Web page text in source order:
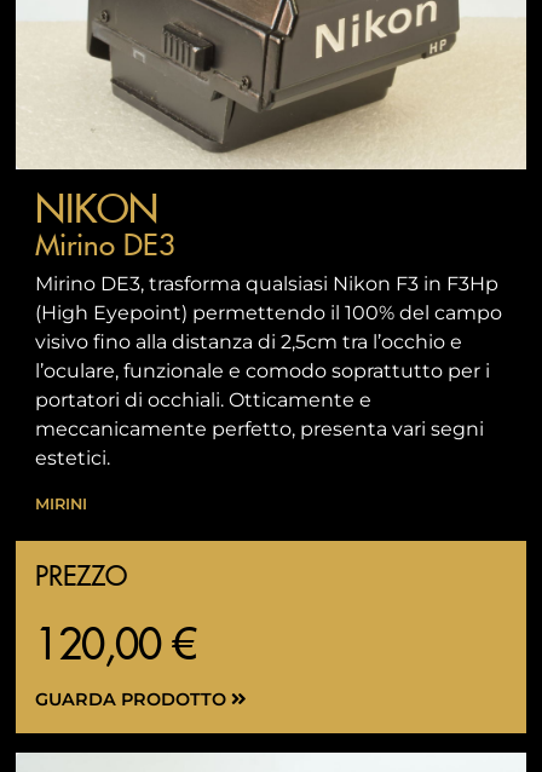
NIKON
Mirino DE3
Mirino DE3, trasforma qualsiasi Nikon F3 in F3Hp
(High Eyepoint) permettendo il 100% del campo
visivo fino alla distanza di 2,5cm tra l’occhio e
l’oculare, funzionale e comodo soprattutto per i
portatori di occhiali. Otticamente e
meccanicamente perfetto, presenta vari segni
estetici.
MIRINI
PREZZO
120,00 €
GUARDA PRODOTTO